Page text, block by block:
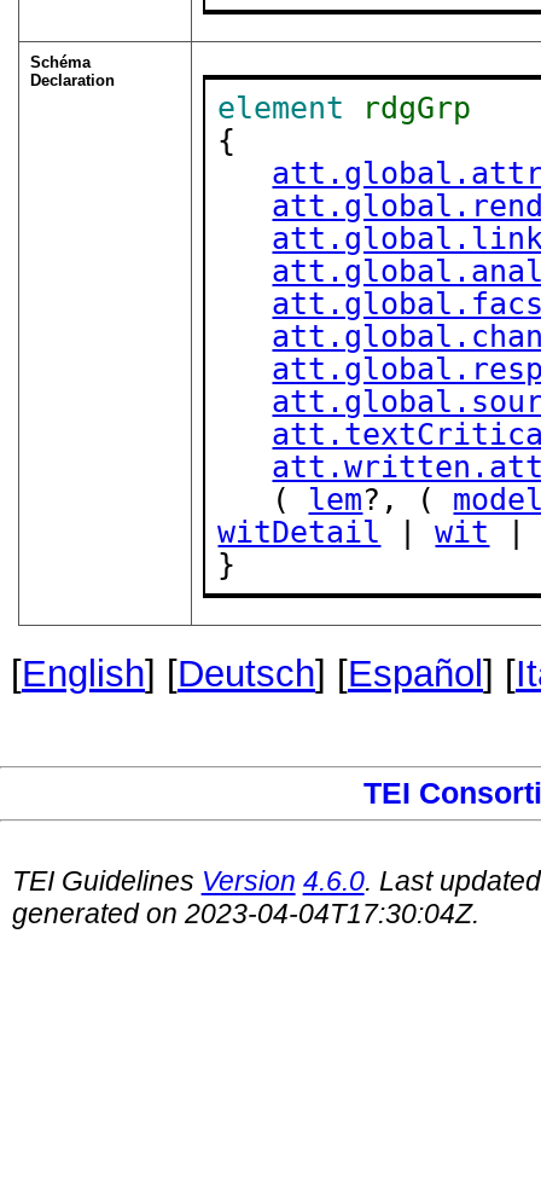
Schéma
Declaration
element
rdgGrp
{
   (
lem?, (
witDetail | wit
}
[English] [Deutsch] [Español ] [
TEI
TEI Guidelines Version 4.6.0. Last
generated on 2023-04-04T17:30:04Z.